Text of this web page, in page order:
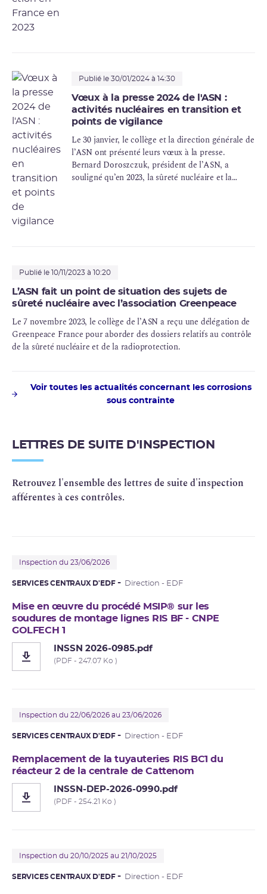
Publié le 30/01/2024 à 14:30
Vœux à la presse 2024 de l'ASN :
activités nucléaires en transition et
points de vigilance
Le 30 janvier, le collège et la direction générale de
l’ASN ont présenté leurs vœux à la presse.
Bernard Doroszczuk, président de l’ASN, a
souligné qu’en 2023, la sûreté nucléaire et la
Publié le 10/11/2023 à 10:20
L’ASN fait un point de situation des sujets de
sûreté nucléaire avec l’association Greenpeace
Le 7 novembre 2023, le collège de l’ASN a reçu une délégation de
Greenpeace France pour aborder des dossiers relatifs au contrôle
de la sûreté nucléaire et de la radioprotection.
Voir toutes les actualités concernant les corrosions
sous contrainte
LETTRES DE SUITE D'INSPECTION
Retrouvez l'ensemble des lettres de suite d'inspection
afférentes à ces contrôles.
Inspection du 23/06/2026
SERVICES CENTRAUX D'EDF Direction - EDF
Mise en œuvre du procédé MSIP® sur les
soudures de montage lignes RIS BF - CNPE
GOLFECH 1
INSSN 2026-0985.pdf
(PDF - 247.07 Ko )
Inspection du 22/06/2026 au 23/06/2026
SERVICES CENTRAUX D'EDF Direction - EDF
Remplacement de la tuyauteries RIS BC1 du
réacteur 2 de la centrale de Cattenom
INSSN-DEP-2026-0990.pdf
(PDF - 254.21 Ko )
Inspection du 20/10/2025 au 21/10/2025
SERVICES CENTRAUX D'EDF Direction - EDF